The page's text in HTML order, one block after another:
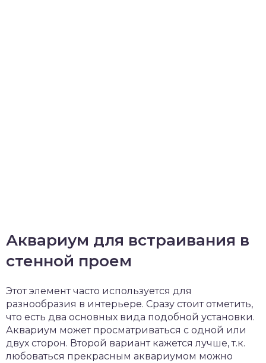
Аквариум для встраивания в
стенной проем
Этот элемент часто используется для
разнообразия в интерьере. Сразу стоит отметить,
что есть два основных вида подобной установки.
Аквариум может просматриваться с одной или
двух сторон. Второй вариант кажется лучше, т.к.
любоваться прекрасным аквариумом можно